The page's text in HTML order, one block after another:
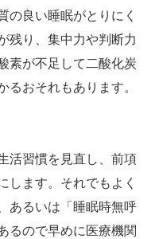
の良い睡眠がとりにく
残り、集中力や判断力
素が不足して二酸化炭
おそれもあります。
活習慣を見直し、前項
します。それでもよく
あるいは「睡眠時無呼
るので早めに医療機関